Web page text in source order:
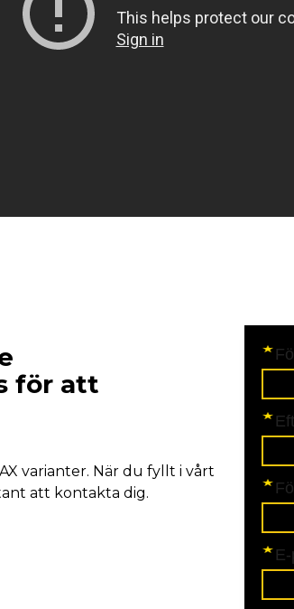
för att
varianter. När du fyllt i vårt
att kontakta dig.